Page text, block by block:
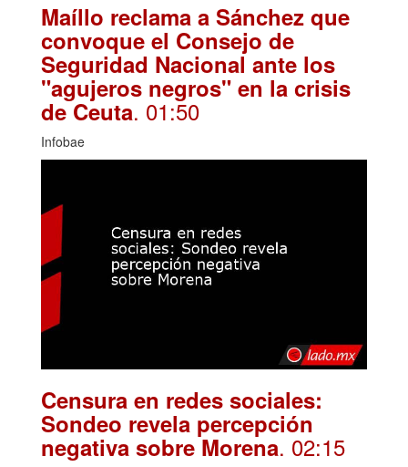
Maíllo reclama a Sánchez que
convoque el Consejo de
Seguridad Nacional ante los
"agujeros negros" en la crisis
de Ceuta. 01:50
Infobae
Censura en redes sociales:
Sondeo revela percepción
negativa sobre Morena. 02:15